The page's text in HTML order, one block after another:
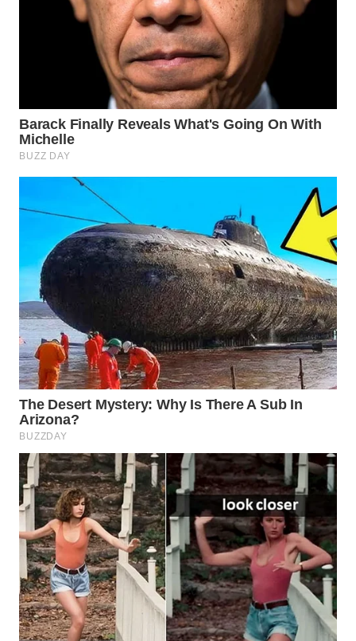
PRIANGAN
WN
SOLO
BOROBUDUR
WN
MADURA
WN
SURABAYA
WN
NATUNA
WN
BINTAN
WN
MANDALIKA
WN
LIKUPANG
WN
LABUANBAJO